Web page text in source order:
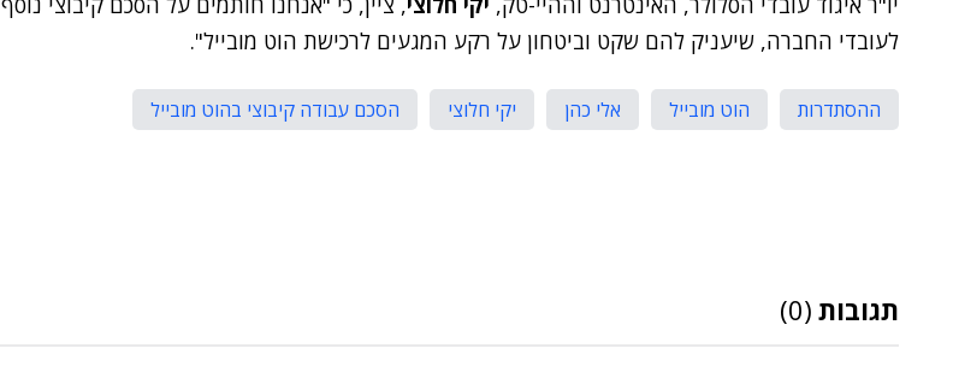
לעובדי החברה, שיעניק להם שקט וביטחון על רקע המגעים לרכישת הוט מובייל".
ההסתדרות הוט מובייל אלי כהן יקי חלוצי הסכם עבודה קיבוצי בהוט מובייל
תגובות (0)